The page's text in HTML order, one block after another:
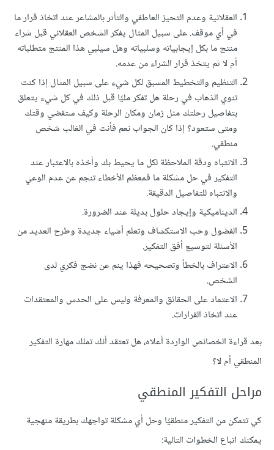
العقلانية وعدم التحيز العاطفي والتأثر بالمشاعر عند اتخاذ قرار ما
في أي موقف. على سبيل المثال يفكر الشخص العقلاني قبل شراء
منتج ما بكل إيجابياته وسلبياته وهل سيلبي هذا المنتج متطلباته
أم لا ثم يتخذ قرار الشراء من عدمه.
التنظيم والتخطيط المسبق لكل شيء على سبيل المثال إذا كنت
تنوي الذهاب في رحلة هل تفكر مليًا قبل ذلك في كل شيء يتعلق
بتفاصيل رحلتك مثل زمان ومكان الرحلة وكيف ستقضي وقتك
ومتى ستعود؟ إذا كان الجواب نعم فأنت في الغالب شخص
منطقي.
الانتباه ودقة الملاحظة لكل ما يحيط بك وأخذه بالاعتبار عند
التفكير في حل مشكلة ما فمعظم الأخطاء تنجم عن عدم الوعي
والانتباه للتفاصيل الدقيقة.
الديناميكية وإيجاد حلول بديلة عند الضرورة.
الفضول وحب الاستكشاف وتعلم أشياء جديدة وطرح العديد من
الأسئلة لتوسيع أفق التفكير.
الاعتراف بالخطأ وتصحيحه فهذا ينم عن نضج فكري لدى
الشخص.
الاعتماد على الحقائق والمعرفة وليس على الحدس والمعتقدات
عند اتخاذ القرارات.
بعد قراءة الخصائص الواردة أعلاه، هل تعتقد أنك تملك مهارة التفكير
المنطقي أم لا؟
مراحل التفكير المنطقي
كي تتمكن من التفكير منطقيًا وحل أي مشكلة تواجهك بطريقة منهجية
يمكنك اتباع الخطوات التالية: